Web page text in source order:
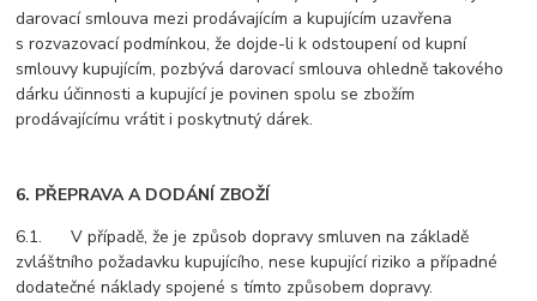
darovací smlouva mezi prodávajícím a kupujícím uzavřena
s rozvazovací podmínkou, že dojde-li k odstoupení od kupní
smlouvy kupujícím, pozbývá darovací smlouva ohledně takového
dárku účinnosti a kupující je povinen spolu se zbožím
prodávajícímu vrátit i poskytnutý dárek.
6. PŘEPRAVA A DODÁNÍ ZBOŽÍ
6.1. V případě, že je způsob dopravy smluven na základě
zvláštního požadavku kupujícího, nese kupující riziko a případné
dodatečné náklady spojené s tímto způsobem dopravy.